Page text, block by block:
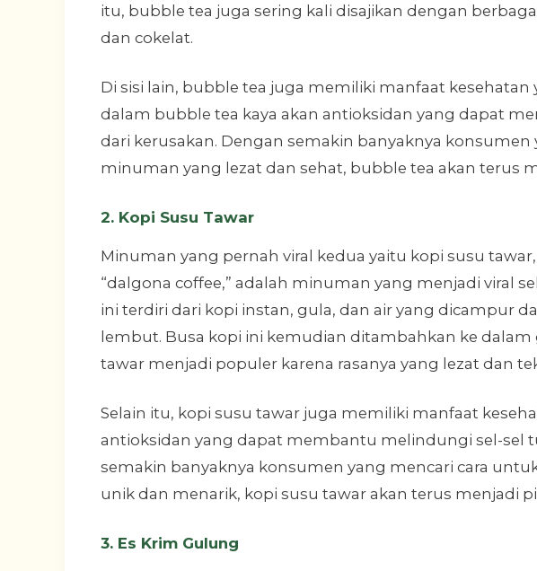
itu, bubble tea juga sering kali disajikan dengan
dan cokelat.
Di sisi lain, bubble tea juga memiliki manfaat
dalam bubble tea kaya akan antioksidan yang dapat
dari kerusakan. Dengan semakin banyaknya
minuman yang lezat dan sehat, bubble tea akan terus
2. Kopi Susu Tawar
Minuman yang pernah viral kedua yaitu kopi susu
“dalgona coffee,” adalah minuman yang menjadi viral
ini terdiri dari kopi instan, gula, dan air yang dicampur
lembut. Busa kopi ini kemudian ditambahkan ke dalam
tawar menjadi populer karena rasanya yang lezat dan
Selain itu, kopi susu tawar juga memiliki manfaat
antioksidan yang dapat membantu melindungi sel-sel
semakin banyaknya konsumen yang mencari cara
unik dan menarik, kopi susu tawar akan terus menjadi
3. Es Krim Gulung